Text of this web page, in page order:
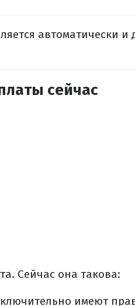
автоматически и
сейчас
Сейчас она такова:
имеют